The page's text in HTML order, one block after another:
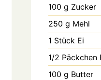
100 g Zucker
250 g Mehl
1 Stück Ei
1/2 Päckchen
100 g Butter